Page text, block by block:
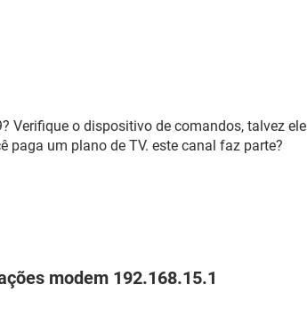
Verifique o dispositivo de comandos, talvez ele
paga um plano de TV. este canal faz parte?
modem 192.168.15.1